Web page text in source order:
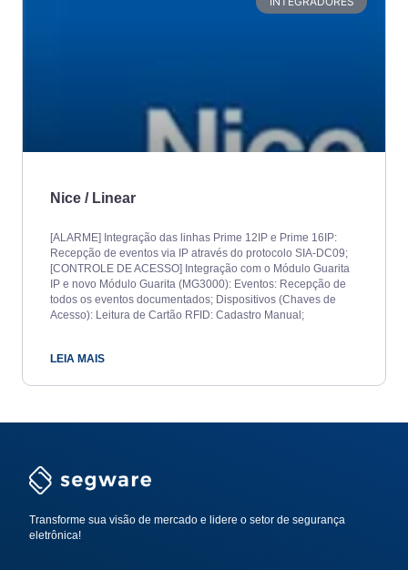
Nice / Linear
[ALARME] Integração das linhas Prime 12IP e Prime 16IP:
Recepção de eventos via IP através do protocolo SIA-DC09; ​
[CONTROLE DE ACESSO] Integração com o Módulo Guarita
IP e novo Módulo Guarita (MG3000):​ Eventos: Recepção de
todos os eventos documentados; Dispositivos (Chaves de
Acesso): Leitura de Cartão RFID: Cadastro Manual;
LEIA MAIS
Transforme sua visão de mercado e lidere o setor de segurança
eletrônica!